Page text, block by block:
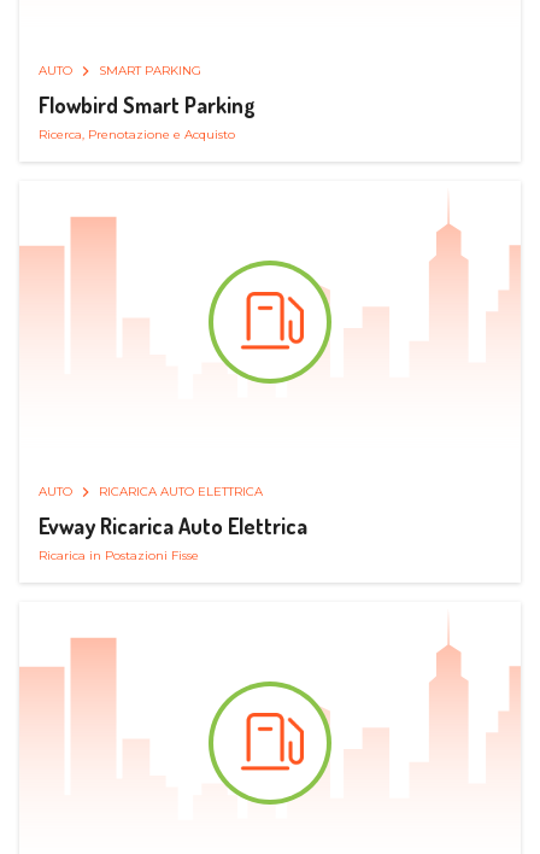
AUTO SMART PARKING
Flowbird Smart Parking
Ricerca, Prenotazione e Acquisto
AUTO RICARICA AUTO ELETTRICA
Evway Ricarica Auto Elettrica
Ricarica in Postazioni Fisse